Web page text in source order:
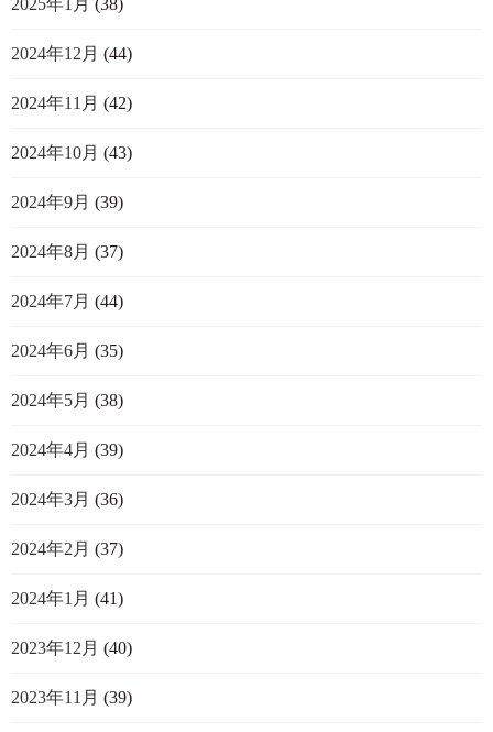
2025年1月 (38)
2024年12月 (44)
2024年11月 (42)
2024年10月 (43)
2024年9月 (39)
2024年8月 (37)
2024年7月 (44)
2024年6月 (35)
2024年5月 (38)
2024年4月 (39)
2024年3月 (36)
2024年2月 (37)
2024年1月 (41)
2023年12月 (40)
2023年11月 (39)